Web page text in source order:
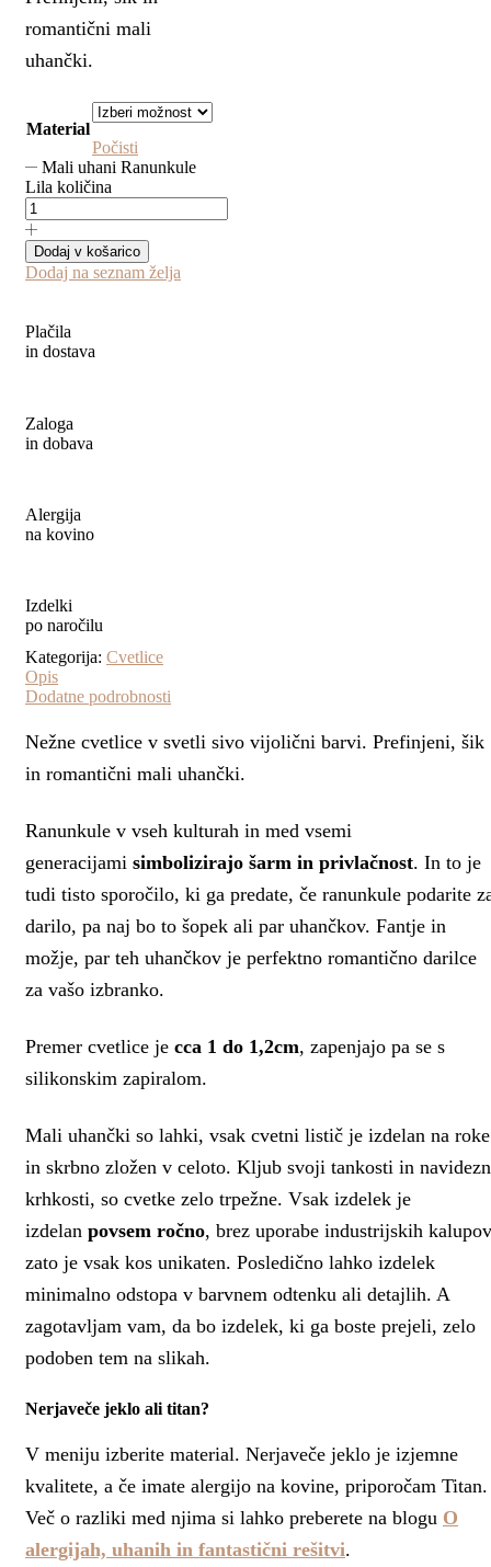
romantični mali
uhančki.
Material
Počisti
Mali uhani Ranunkule
Lila količina
Dodaj v košarico
Dodaj na seznam želja
Plačila
in dostava
Zaloga
in dobava
Alergija
na kovino
Izdelki
po naročilu
Kategorija: Cvetlice
Opis
Dodatne podrobnosti
Nežne cvetlice v svetli sivo vijolični barvi. Prefinjeni, šik
in romantični mali uhančki.
Ranunkule v vseh kulturah in med vsemi
generacijami simbolizirajo šarm in privlačnost. In to je
tudi tisto sporočilo, ki ga predate, če ranunkule podarite
darilo, pa naj bo to šopek ali par uhančkov. Fantje in
možje, par teh uhančkov je perfektno romantično darilce
za vašo izbranko.
Premer cvetlice je cca 1 do 1,2cm, zapenjajo pa se s
silikonskim zapiralom.
Mali uhančki so lahki, vsak cvetni listič je izdelan na roke
in skrbno zložen v celoto. Kljub svoji tankosti in
krhkosti, so cvetke zelo trpežne. Vsak izdelek je
izdelan povsem ročno, brez uporabe industrijskih
zato je vsak kos unikaten. Posledično lahko izdelek
minimalno odstopa v barvnem odtenku ali detajlih. A
zagotavljam vam, da bo izdelek, ki ga boste prejeli, zelo
podoben tem na slikah.
Nerjaveče jeklo ali titan?
V meniju izberite material. Nerjaveče jeklo je izjemne
kvalitete, a če imate alergijo na kovine, priporočam Titan.
Več o razliki med njima si lahko preberete na blogu O
alergijah, uhanih in fantastični rešitvi.